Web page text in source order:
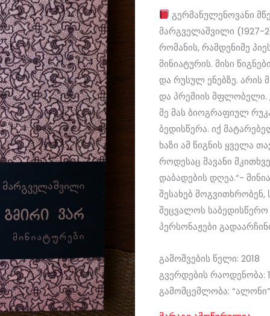
₾13.50.
გერმანულენოვანი
მარგველაშვილი (1927-
რომანის, რამდენიმე
მინიატურის. მისი
და რუსულ ენებზე.
და პრემიის მფლობელი.
მე მას ბიოგრაფიულ
ბედისწერა. იქ
ხაზი ამ წიგნის ყველა
როდესაც მავანი
დაბადების დღეა.“-
შესახებ
შეცვალოს
პერსონაჟები
გამოშვების წელი: 2018
გვერდების რაოდენობა:
გამომცემლობა: “ალონი”